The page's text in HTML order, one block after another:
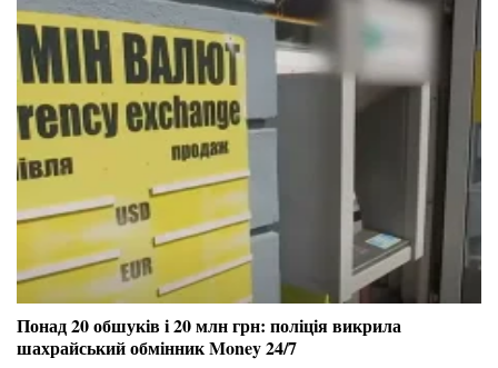
Понад 20 обшуків і 20 млн грн: поліція викрила
шахрайський обмінник Money 24/7